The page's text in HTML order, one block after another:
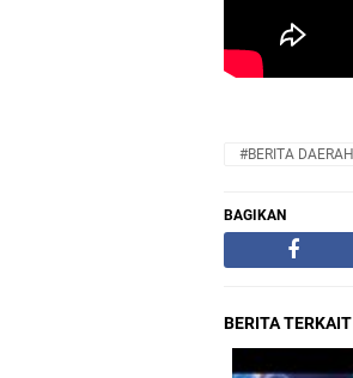
#BERITA DAERAH
BAGIKAN
BERITA TERKAIT